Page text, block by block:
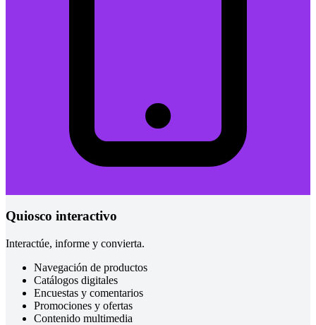
Quiosco interactivo
Interactúe, informe y convierta.
Navegación de productos
Catálogos digitales
Encuestas y comentarios
Promociones y ofertas
Contenido multimedia